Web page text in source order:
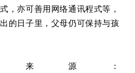
，亦可善用网络通讯程式等，
的日子里，父母仍可保持与孩
来源：